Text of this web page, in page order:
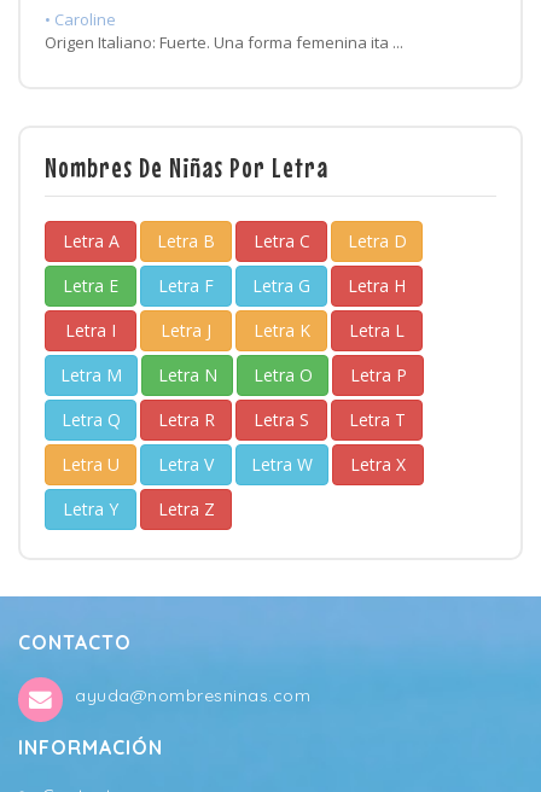
• Caroline
Origen Italiano: Fuerte. Una forma femenina ita ...
Nombres De Niñas Por Letra
Letra A Letra B Letra C
Letra D
Letra E
Letra F Letra G
Letra H
Letra I
Letra J Letra K
Letra L
Letra M
Letra N Letra O
Letra P
Letra Q
Letra R Letra S
Letra T
Letra U
Letra V Letra W
Letra X
Letra Y
Letra Z
CONTACTO
ayuda@nombresninas.com
INFORMACIÓN